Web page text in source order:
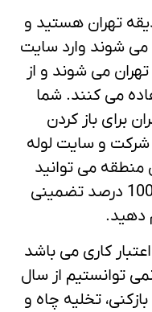
تهران هستید و
می شوند وارد سایت
می شوند و از
می کنند. شما
برای باز کردن
شرکت و سایت لوله
منطقه می توانید
استفاده نمایید و با خدمات 100 درصد تضمینی
دهید.
کاری می باشد
توانستیم از سال
بازکنی، تخلیه چاه و